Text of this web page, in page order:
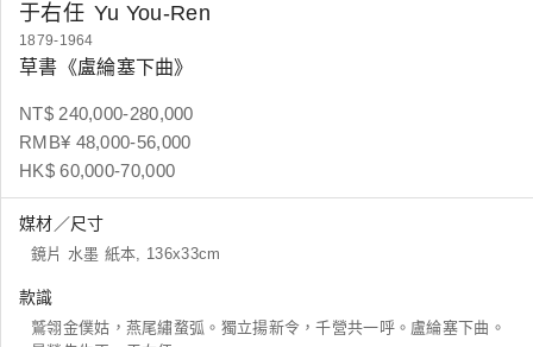
于右任 Yu You-Ren
1879-1964
草書《盧綸塞下曲》
NT$ 240,000-280,000
RMB¥ 48,000-56,000
HK$ 60,000-70,000
媒材／尺寸
鏡片 水墨 紙本, 136x33cm
款識
鷲翎金僕姑，燕尾繡蝥弧。獨立揚新令，千營共一呼。盧綸塞下曲。